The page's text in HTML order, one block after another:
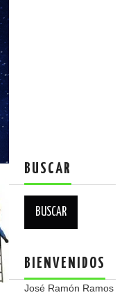
BUSCAR
BIENVENIDOS
José Ramón Ramos